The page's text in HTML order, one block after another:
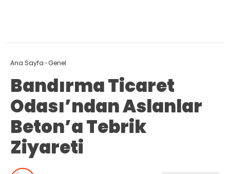
Ana Sayfa ›Genel
Bandırma Ticaret
Odası’ndan Aslanlar
Beton’a Tebrik
Ziyareti